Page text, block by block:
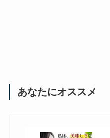
あなたにオススメ